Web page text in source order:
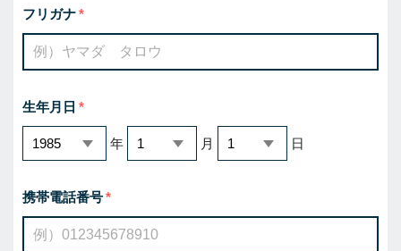
フリガナ
生年月日
年 月 日
携帯電話番号